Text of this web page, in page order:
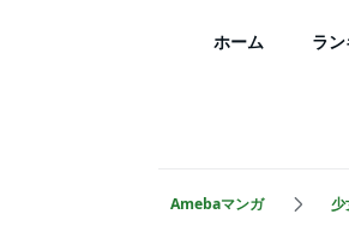
ホーム ラ
Amebaマンガ 少